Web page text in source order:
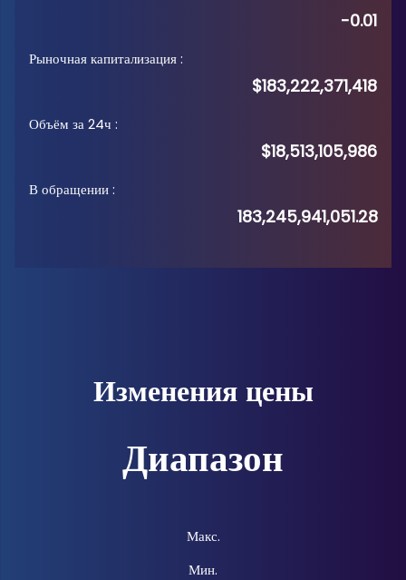
-0.01
Рыночная капитализация:
$183,222,371,418
Объём за 24ч :
$18,513,105,986
В обращении:
183,245,941,051.28
Изменения цены
Диапазон
Макс.
Мин.